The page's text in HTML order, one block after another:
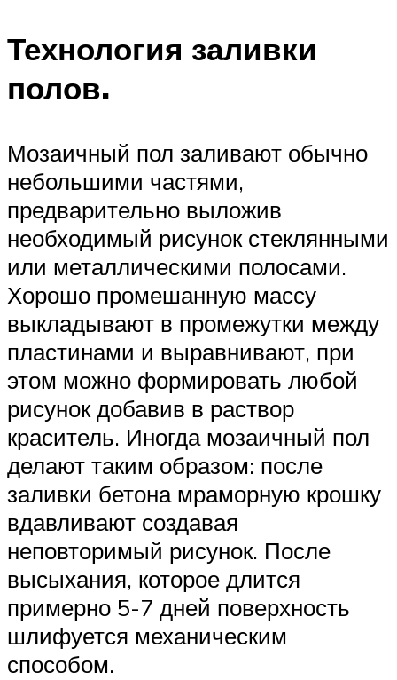
Технология заливки
полов.
Мозаичный пол заливают обычно
небольшими частями,
предварительно выложив
необходимый рисунок стеклянными
или металлическими полосами.
Хорошо промешанную массу
выкладывают в промежутки между
пластинами и выравнивают, при
этом можно формировать любой
рисунок добавив в раствор
краситель. Иногда мозаичный пол
делают таким образом: после
заливки бетона мраморную крошку
вдавливают создавая
неповторимый рисунок. После
высыхания, которое длится
примерно 5-7 дней поверхность
шлифуется механическим
способом.